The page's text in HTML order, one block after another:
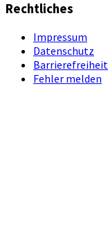
Rechtliches
Impressum
Datenschutz
Barrierefreiheit
Fehler melden